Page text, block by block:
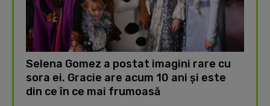
Selena Gomez a postat imagini rare cu
sora ei. Gracie are acum 10 ani și este
din ce în ce mai frumoasă